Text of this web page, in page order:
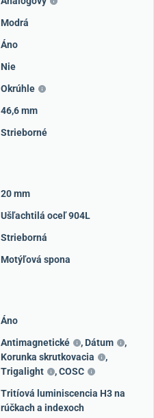
Modrá
Áno
Nie
Okrúhle
46,6 mm
Strieborné
20 mm
Ušľachtilá oceľ 904L
Strieborná
Motýľová spona
Áno
Antimagnetické , Dátum
,
Korunka skrutkovacia
,
Trigalight
,COSC
Tritíová luminiscencia H3 na
rúčkach a indexoch